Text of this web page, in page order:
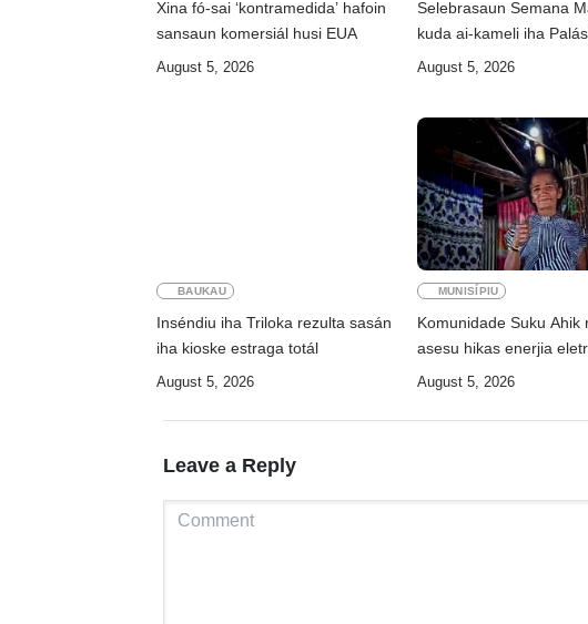
Xina fó-sai ‘kontramedida’ hafoin
sansaun komersiál husi EUA
August 5, 2026
Selebrasaun Semana
kuda ai-kameli iha
August 5, 2026
BAUKAU
Inséndiu iha Triloka rezulta sasán
iha kioske estraga totál
August 5, 2026
MUNISÍPIU
Komunidade Suku Ahik
asesu hikas enerjia
August 5, 2026
Leave a Reply